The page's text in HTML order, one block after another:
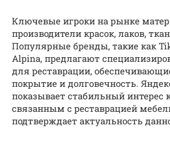
Ключевые игроки на рынке
производители красок, лаков,
Популярные бренды, такие как
Alpina, предлагают
для реставрации,
покрытие и долговечность.
показывает стабильный интерес
связанным с реставрацией
подтверждает актуальность